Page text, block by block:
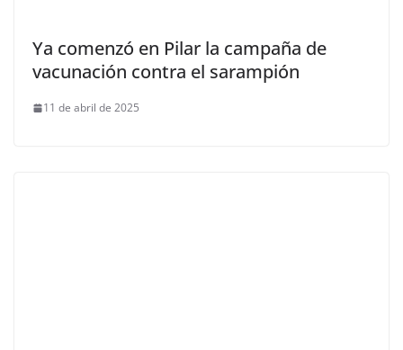
Ya comenzó en Pilar la campaña de
vacunación contra el sarampión
11 de abril de 2025